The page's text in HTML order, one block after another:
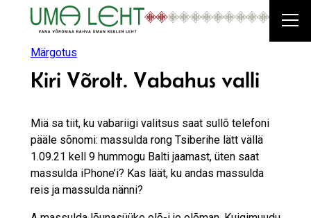
juurdeMärgotus
Kiri Võrolt. Vabahus valli
Miä sa tiit, ku vabariigi valitsus saat sullõ telefoni
pääle sõnomi: massulda rong Tsiberihe lätt vällä
1.09.21 kell 9 hummogu Balti jaamast, üten saat
massulda iPho­ne’i? Kas läät, ku andas massulda
reis ja massulda nänni?